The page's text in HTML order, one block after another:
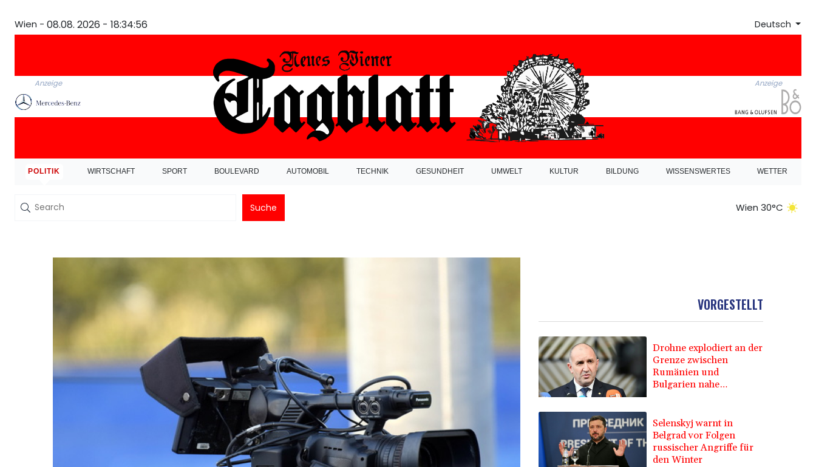
Wien - 08.08. 2026 - 18:34:56 Deutsch
Anzeige Anzeige
POLITIK WIRTSCHAFT SPORT BOULEVARD AUTOMOBIL TECHNIK GESUNDHEIT UMWELT KULTUR BILDUNG WISSENSWERTES WETTER
Suche Wien 30°C
VORGESTELLT
Drohne explodiert an der
Grenze zwischen
Rumänien und
Bulgarien nahe
Selenskyj warnt in
Belgrad vor Folgen
russischer Angriffe für
den Winter